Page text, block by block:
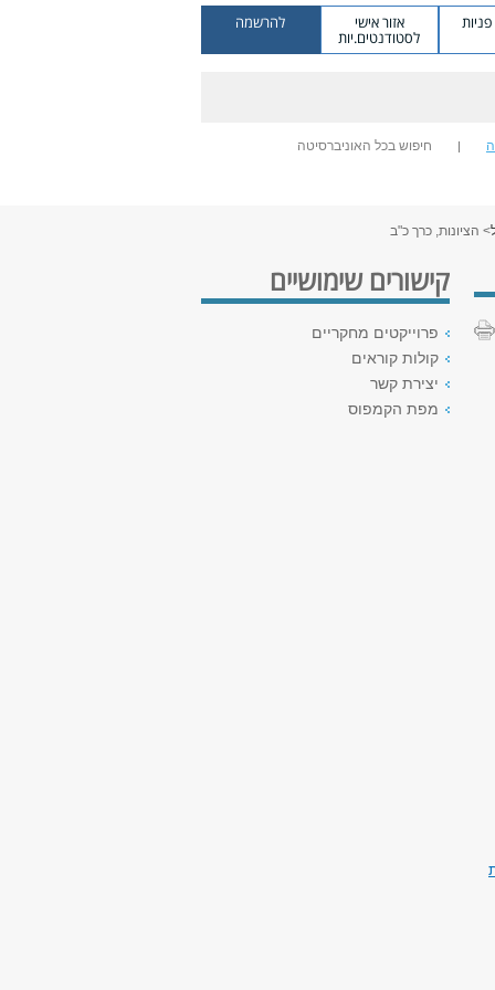
אזור אישי
לסטודנטים.יות
להרשמה
חיפוש בכל האוניברסיטה
> הציונות, כרך כ"ב
קישורים שימושיים
פרוייקטים מחקריים
קולות קוראים
יצירת קשר
מפת הקמפוס